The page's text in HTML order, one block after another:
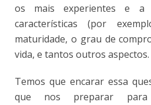
os mais experientes e a
características (por
maturidade, o grau de
vida, e tantos outros aspectos.
Temos que encarar essa
que nos preparar para